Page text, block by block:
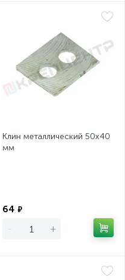
Клин металлический 50х40
мм
64 ₽
- +